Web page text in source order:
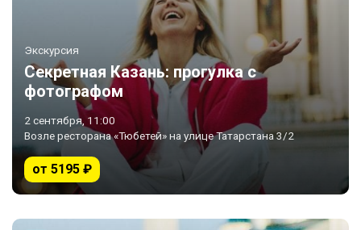
Экскурсия
Секретная Казань: прогулка с
фотографом
2 сентября, 11:00
Возле ресторана «Тюбетей» на улице Татарстана 3/2
от 5195 ₽